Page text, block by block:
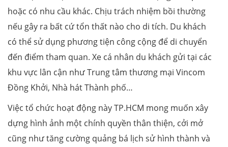
hoặc có nhu cầu khác. Chịu trách nhiệm bồi thường
nếu gây ra bất cứ tổn thất nào cho di tích. Du khách
có thể sử dụng phương tiện công cộng để di chuyển
đến điểm tham quan. Xe cá nhân du khách gửi tại các
khu vực lân cận như Trung tâm thương mại Vincom
Đồng Khởi, Nhà hát Thành phố…
Việc tổ chức hoạt động này TP.HCM mong muốn xây
dựng hình ảnh một chính quyền thân thiện, cởi mở
cũng như tăng cường quảng bá lịch sử hình thành và